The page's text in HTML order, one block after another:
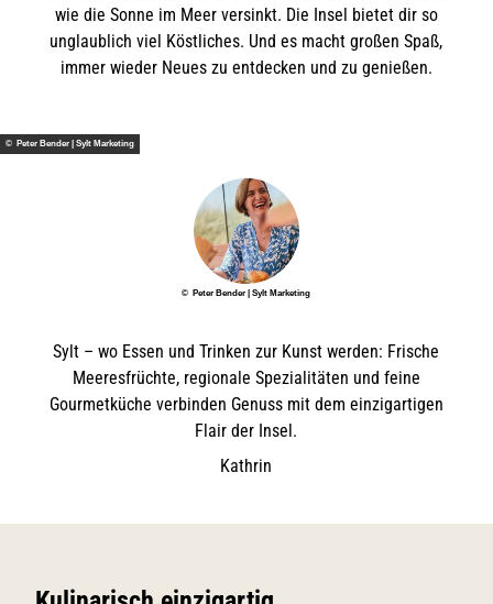
wie die Sonne im Meer versinkt. Die Insel bietet dir so
unglaublich viel Köstliches. Und es macht großen Spaß,
immer wieder Neues zu entdecken und zu genießen.
© Peter Bender | Sylt Marketing
© Peter Bender | Sylt Marketing
Sylt – wo Essen und Trinken zur Kunst werden: Frische
Meeresfrüchte, regionale Spezialitäten und feine
Gourmetküche verbinden Genuss mit dem einzigartigen
Flair der Insel.
Kathrin